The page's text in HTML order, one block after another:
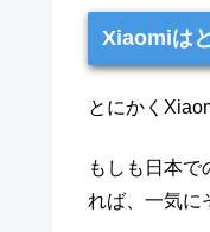
Xiaomiは
とにかく
もしも日本
れば、一気に